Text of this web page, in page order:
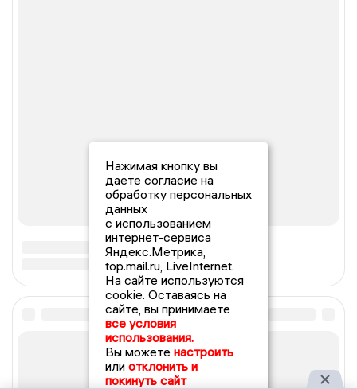
Нажимая кнопку вы
даете согласие на
обработку персональных
данных
с использованием
интернет-сервиса
Яндекс.Метрика,
top.mail.ru, LiveInternet.
На сайте используются
cookie. Оставаясь на
сайте, вы принимаете
все условия
использования.
Вы можете настроить
или отклонить и
покинуть сайт